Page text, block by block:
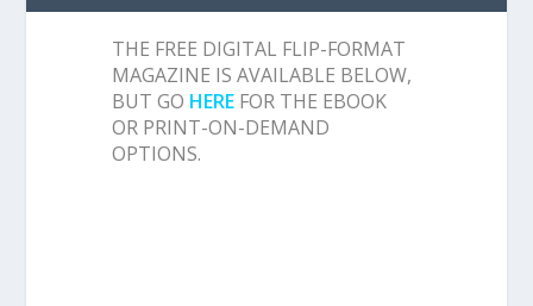
THE FREE DIGITAL FLIP-FORMAT
MAGAZINE IS AVAILABLE BELOW,
BUT GO HERE FOR THE EBOOK
OR PRINT-ON-DEMAND
OPTIONS.